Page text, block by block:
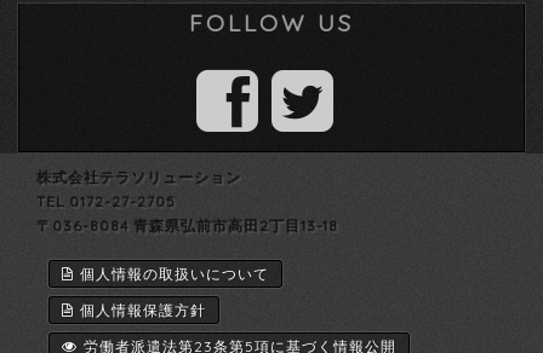
FOLLOW US
株式会社テラソリューション
TEL 0172-27-2705
〒036-8084 青森県弘前市高田2丁目13-18
個人情報の取扱いについて
個人情報保護方針
労働者派遣法第23条第5項に基づく情報公開